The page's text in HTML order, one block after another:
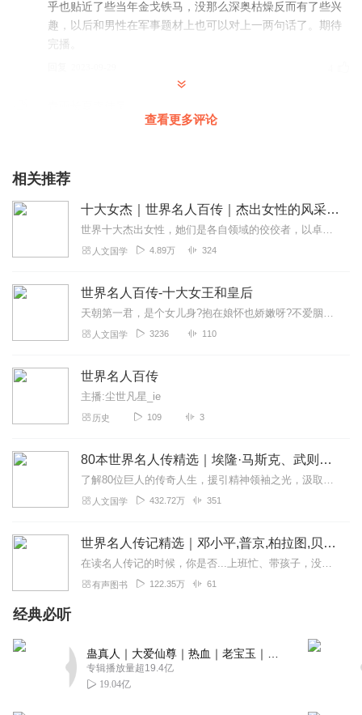
乎也贴近了些当年金戈铁马，没那么深奥枯燥反而有了些兴
趣，以后和男性在军事题材上也可以对上一两句话了。期待
完播。
声音特别好听，主播的书，很有意思还能学到点东西，很好
回复
一缕团团
主播的声音我很喜欢听，讲的非常好👍有声有色、声情并
❤
2023-09-26
主播的声音沉稳而又清晰，根据不同的人物形象投入不一样
的国际歌，让人心情激动。
听友486797725
和成长经历讲得淋漓尽致，我非常喜欢，希望主播能，坚持
2023-10-05
听友487116642
我喜欢历史人物传记，这本有声书非常好，浓缩了10个历史
磁性，我会一直将这本书听完。
回复 2023-10-01
查看更多评论
相关推荐
十大女杰｜世界名人百传｜杰出女性的风采与成功故事｜名人传记
世界十大杰出女性，她们是各自领域的佼佼者，以卓越的成就和深远的影响力改变了世界，她们的故事充满了勇气、智慧与不屈不挠的精神，同样也满溢着女性独特的魅力。她们不仅...
人文国学 4.89万 324
世界名人百传-十大女王和皇后
天朝第一君，是个女儿身?抱在娘怀也娇嫩呀?不爱胭脂爱乾坤?从来就是女作卑?从来就是男当尊?这几位传奇女性站在了国家权力的...
人文国学 3236 110
世界名人百传
主播:尘世凡星_ie
历史 109 3
80本世界名人传精选｜埃隆·马斯克、武则天、孔子等
了解80位巨人的传奇人生，援引精神领袖之光，汲取时代偶像的力量，帮你渡过人生的每一道坎，站在他们的肩膀去看世界，在逆境中找到前进的方向，勇攀思想高峰一览众山小。...
人文国学 432.72万 351
世界名人传记精选｜邓小平,普京,柏拉图,贝多芬,梵高等
在读名人传记的时候，你是否...上班忙、带孩子，没时间、没精力？一本传记，平均100000+字，焦头烂额读不懂？看完就忘，过眼不过脑，抓不到书中精华？名人光鲜亮...
有声图书 122.35万 61
经典必听
专辑播放量超19.4亿
19.04亿